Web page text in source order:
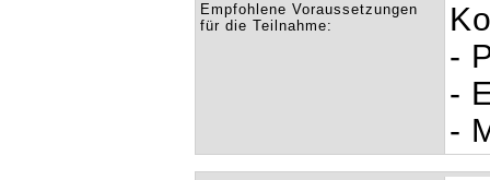
Empfohlene Voraussetzungen
für die Teilnahme:
-
-
-